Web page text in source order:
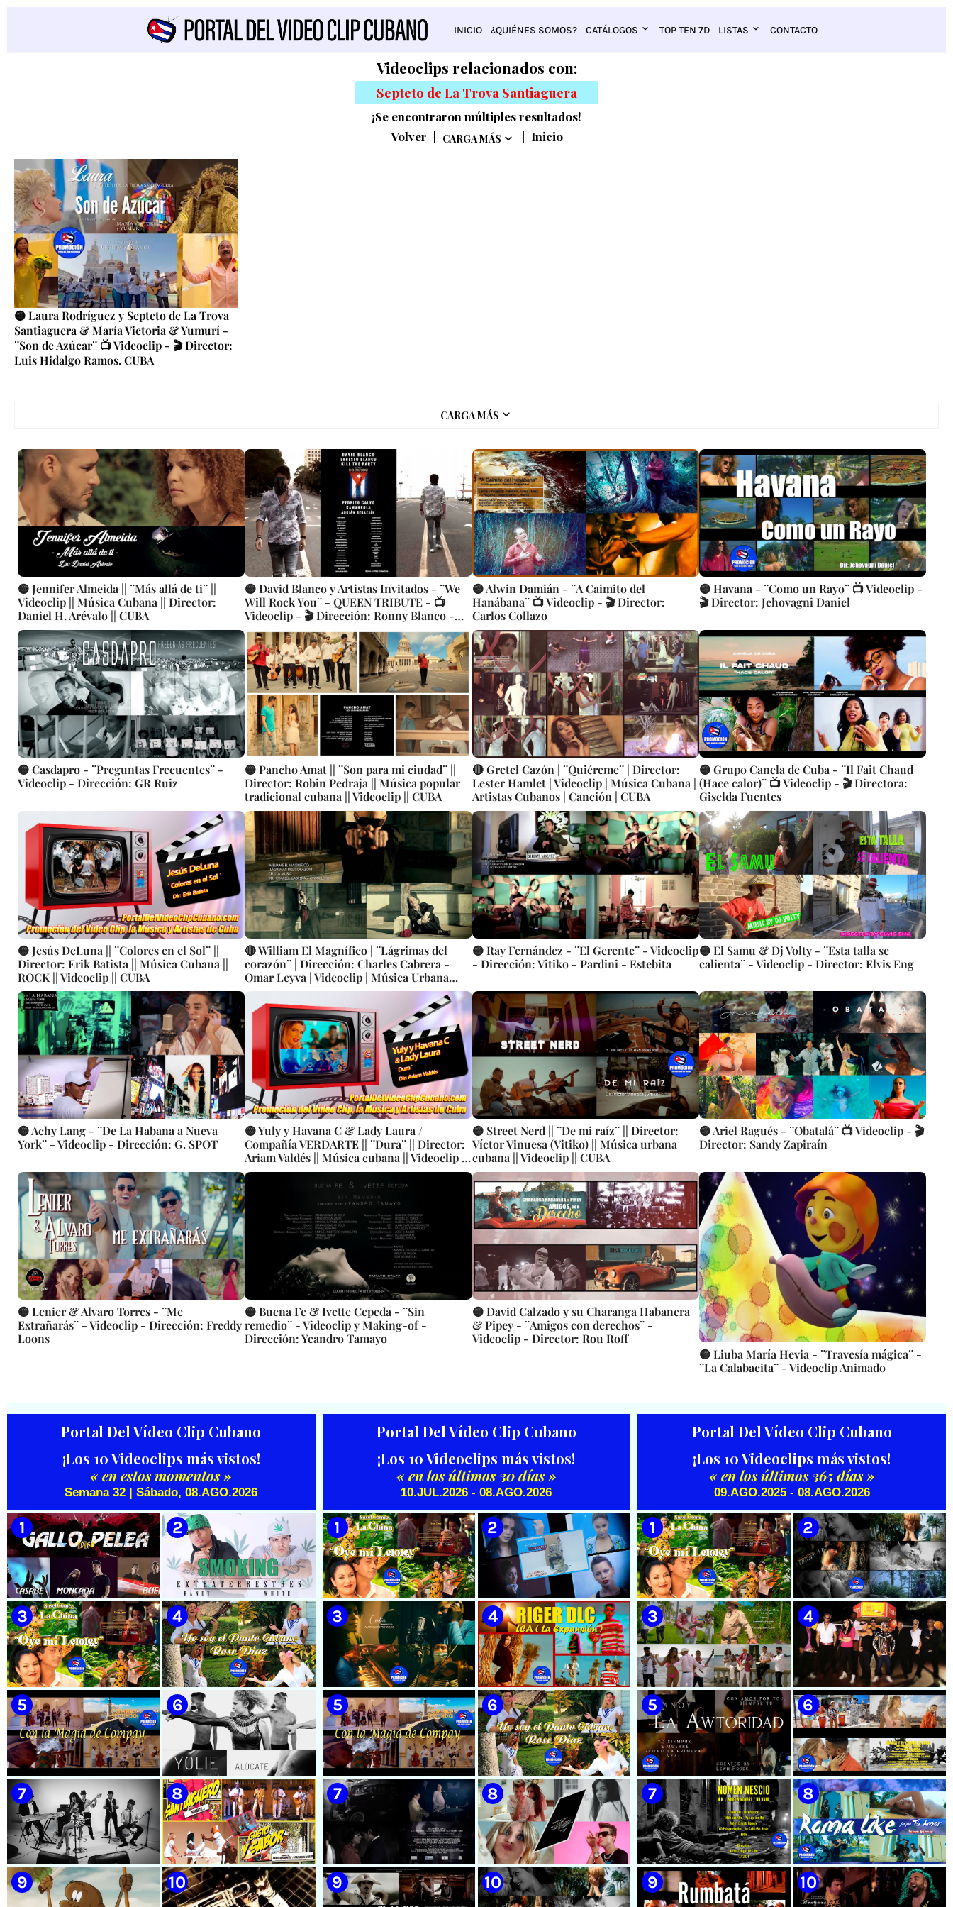
INICIO ¿QUIÉNES SOMOS? CATÁLOGOS TOP TEN 7D LISTAS CONTACTO
Videoclips relacionados con:
Septeto de La Trova Santiaguera
¡Se encontraron múltiples resultados!
Volver
CARGA MÁS Inicio
🟡 Laura Rodríguez y Septeto de La Trova
Santiaguera & María Victoria & Yumurí -
¨Son de Azúcar¨ 📺 Videoclip - 🎬 Director:
Luis Hidalgo Ramos. CUBA
CARGA MÁS
🟡 Jennifer Almeida || ¨Más allá de ti¨ ||
Videoclip || Música Cubana || Director:
Daniel H. Arévalo || CUBA
🟡 David Blanco y Artistas Invitados - ¨We
Will Rock You¨ - QUEEN TRIBUTE - 📺
Videoclip - 🎬 Dirección: Ronny Blanco -
David Blanco
🟡 Alwin Damián - ¨A Caimito del
Hanábana¨ 📺 Videoclip - 🎬 Director:
Carlos Collazo
🟡 Havana - ¨Como un Rayo¨ 📺 Videoclip -
🎬 Director: Jehovagni Daniel
🟡 Casdapro - ¨Preguntas Frecuentes¨ -
Videoclip - Dirección: GR Ruiz
🟡 Pancho Amat || ¨Son para mi ciudad¨ ||
Director: Robin Pedraja || Música popular
tradicional cubana || Videoclip || CUBA
🔴 Gretel Cazón | ¨Quiéreme¨ | Director:
Lester Hamlet | Videoclip | Música Cubana |
Artistas Cubanos | Canción | CUBA
🟡 Grupo Canela de Cuba - ¨Il Fait Chaud
(Hace calor)¨ 📺 Videoclip - 🎬 Directora:
Giselda Fuentes
🟡 Jesús DeLuna || ¨Colores en el Sol¨ ||
Director: Erik Batista || Música Cubana ||
ROCK || Videoclip || CUBA
🔴 William El Magnífico | ¨Lágrimas del
corazón¨ | Dirección: Charles Cabrera -
Omar Leyva | Videoclip | Música Urbana
Cubana | Artistas Cubanos | Canción | CUBA
🟡 Ray Fernández - ¨El Gerente¨ - Videoclip
- Dirección: Vitiko - Pardini - Estebita
🟡 El Samu & Dj Volty - ¨Esta talla se
calienta¨ - Videoclip - Director: Elvis Eng
🟡 Achy Lang - ¨De La Habana a Nueva
York¨ - Videoclip - Dirección: G. SPOT
🟡 Yuly y Havana C & Lady Laura /
Compañía VERDARTE || ¨Dura¨ || Director:
Ariam Valdés || Música cubana || Videoclip ||
CUBA
🟡 Street Nerd || ¨De mi raíz¨ || Director:
Víctor Vinuesa (Vitiko) || Música urbana
cubana || Videoclip || CUBA
🟡 Ariel Ragués - ¨Obatalá¨ 📺 Videoclip - 🎬
Director: Sandy Zapiraín
🟡 Lenier & Alvaro Torres - ¨Me
Extrañarás¨ - Videoclip - Dirección: Freddy
Loons
🟡 Buena Fe & Ivette Cepeda - ¨Sin
remedio¨ - Videoclip y Making-of -
Dirección: Yeandro Tamayo
🟡 David Calzado y su Charanga Habanera
& Pipey - ¨Amigos con derechos¨ -
Videoclip - Director: Rou Roff
🟡 Liuba María Hevia - ¨Travesía mágica¨ -
¨La Calabacita¨ - Videoclip Animado
Portal Del Vídeo Clip Cubano
¡Los 10 Videoclips más vistos!
« en estos momentos »
Semana 32 | Sábado, 08.AGO.2026
🟡 Casabe & Moncada & Buena
Fe - ¨Gallo de pelea¨ - Videoclip
- Dirección: Omar Leyva
🟡 Randy & White -
Extraterrestres - ¨Smoking¨ -
Videoclip - Dirección: Pepe
Salom
🟡 Susel Gómez (La China) ||
¨Oye Mi Leloley¨ || Director:
Onelio Jesús Larralde González
|| Música popular bailable
cubana || Videoclip || CUBA
🟡 Rose Díaz || ¨Yo soy el Punto
Cubano¨ (Autores: Celina
González y Reutilio
Domínguez) || Director:
Yuliades Mariño Cabello ||
Música popular tradicional
cubana - Punto Cubano -
Punto Guajiro || Videoclip ||
CUBA
🟡 Grupo Compay Segundo ||
¨Con La Magia de Compay¨ ||
Música popular tradicional
cubana || Videoclip || CUBA
🟡 Yolie - ¨Alócate¨ - Videoclip
- Dirección: Pedro Vázquez
Portal Del Vídeo Clip Cubano
¡Los 10 Videoclips más vistos!
« en los últimos 30 días »
10.JUL.2026 - 08.AGO.2026
🟡 Susel Gómez (La China) ||
¨Oye Mi Leloley¨ || Director:
Onelio Jesús Larralde González
|| Música popular bailable
cubana || Videoclip || CUBA
🟡 F-CUBA - ¨Solita¨ -
Videoclip - Director: Asiel
Babastro
🟡 María Montenegro -
¨Confía¨ 📺 Videoclip. CUBA
🟡 Riger DLC || ¨LCA ( La
Expansión )¨ || Director: Dani
A.R || Música cubana || Videoclip
|| CUBA
🟡 Grupo Compay Segundo ||
¨Con La Magia de Compay¨ ||
Música popular tradicional
cubana || Videoclip || CUBA
🟡 Rose Díaz || ¨Yo soy el Punto
Cubano¨ (Autores: Celina
González y Reutilio
Domínguez) || Director:
Yuliades Mariño Cabello ||
Música popular tradicional
Portal Del Vídeo Clip Cubano
¡Los 10 Videoclips más vistos!
« en los últimos 365 días »
09.AGO.2025 - 08.AGO.2026
🟡 Susel Gómez (La China) ||
¨Oye Mi Leloley¨ || Director:
Onelio Jesús Larralde González
|| Música popular bailable
cubana || Videoclip || CUBA
🟢 Pirro | ¨Vuelve a mi¨ |
Videoclip | Música Urbana
Cubana | Artistas Cubanos |
Canción | CUBA
🟡 Tico González - ¨Aunque se
pare la mula¨ - Videoclip -
Dirección: John Meriles -
Roberto C. González
🔴 Osmani García & Varios
Artistas | ¨Chupi Chupi¨ |
Director: Joel Guilian |
Videoclip | Música Urbana
Cubana | Artistas Cubanos |
Canción | CUBA
🟢 Hanoy La Awtoridad |
¨Siempre Tú¨ | Director:
LEWIS.PRODS | Videoclip |
Música Urbana Cubana |
Artistas Cubanos | Canción |
CUBA
🟡 Ronald & El Karnal de Cuba
- ¨Que bonito es el amor¨ 📺
Videoclip - 🎬 Director: Andros
Barroso